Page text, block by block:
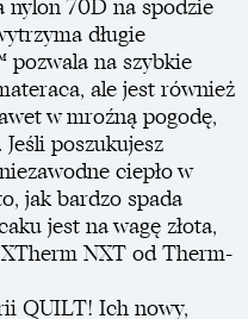
nylon 70D na spodzie
długie
na szybkie
ale jest również
w mroźną pogodę,
poszukujesz
ciepło w
jak bardzo spada
jest na wagę złota,
NXT od Therm-
QUILT! Ich nowy,